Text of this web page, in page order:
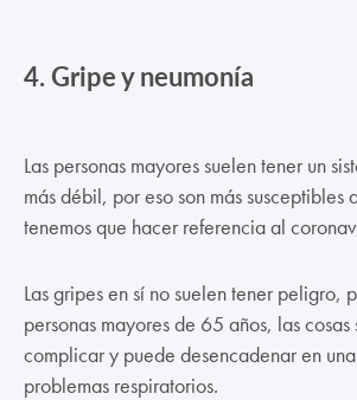
4.Gripe y neumonía
Las personas mayores suelen tener un
más débil, por eso son más susceptibles
tenemos que hacer referencia al
Las gripes en sí no suelen tener peligro,
personas mayores de 65 años, las cosas
complicar y puede desencadenar en
problemas respiratorios.